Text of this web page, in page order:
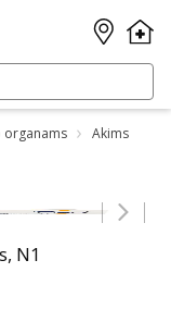
organams
Akims
N1